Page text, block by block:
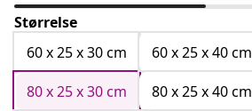
Størrelse
60 x 25 x 30 cm
60 x 25 x 40 cm
80 x 25 x 30 cm
80 x 25 x 40 cm